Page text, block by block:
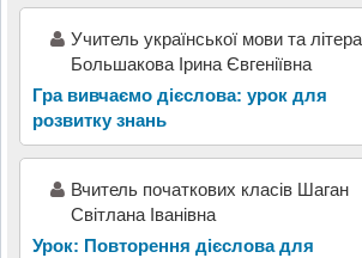
Учитель української мови та
Большакова Ірина Євгеніївна
Гра вивчаємо дієслова: урок для
розвитку знань
Вчитель початкових класів Шаган
Світлана Іванівна
Урок: Повторення дієслова для